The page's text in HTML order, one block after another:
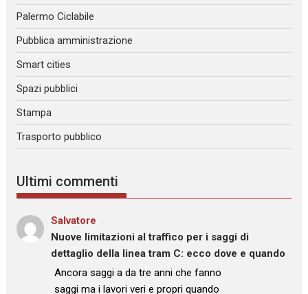
Palermo Ciclabile
Pubblica amministrazione
Smart cities
Spazi pubblici
Stampa
Trasporto pubblico
Ultimi commenti
Salvatore
Nuove limitazioni al traffico per i saggi di
dettaglio della linea tram C: ecco dove e quando
: “
Ancora saggi a da tre anni che fanno
saggi ma i lavori veri e propri quando